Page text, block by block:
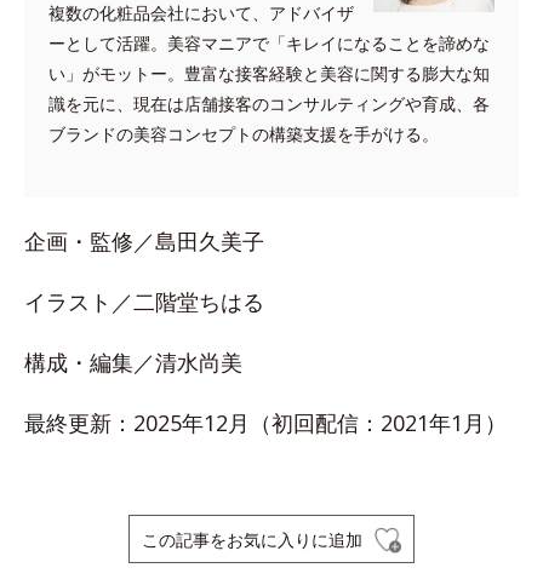
複数の化粧品会社において、アドバイザ
ーとして活躍。美容マニアで「キレイになることを諦めな
い」がモットー。豊富な接客経験と美容に関する膨大な知
識を元に、現在は店舗接客のコンサルティングや育成、各
ブランドの美容コンセプトの構築支援を手がける。
企画・監修／島田久美子
イラスト／二階堂ちはる
構成・編集／清水尚美
最終更新：2025年12月（初回配信：2021年1月）
この記事をお気に入りに追加